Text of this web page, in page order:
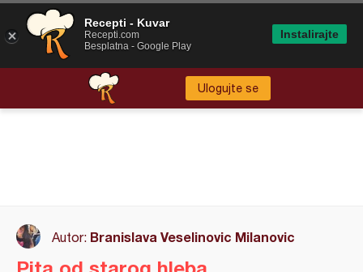
Ulogujte se
Autor: Branislava Veselinovic Milanovic
Recepti - Kuvar
Recepti.com
Besplatna - Google Play
Instalirajte